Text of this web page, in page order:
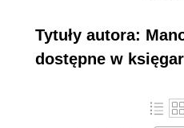
Tytuły autora:
dostępne w